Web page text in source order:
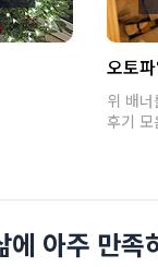
오토
위 배너
후기
아주 만족